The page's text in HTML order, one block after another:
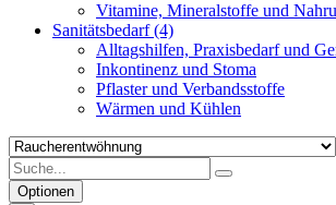
Vitamine, Mineralstoffe und
Sanitätsbedarf(4)
Alltagshilfen, Praxisbedarf und
Inkontinenz und Stoma
Pflaster und Verbandsstoffe
Wärmen und Kühlen
Optionen